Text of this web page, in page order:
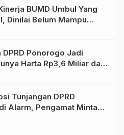
BUMD Umbul Yang
Dinilai Belum Mampu
DPRD Ponorogo Jadi
Harta Rp3,6 Miliar dan
Tunjangan DPRD
Alarm, Pengamat Minta
Tata Kelola